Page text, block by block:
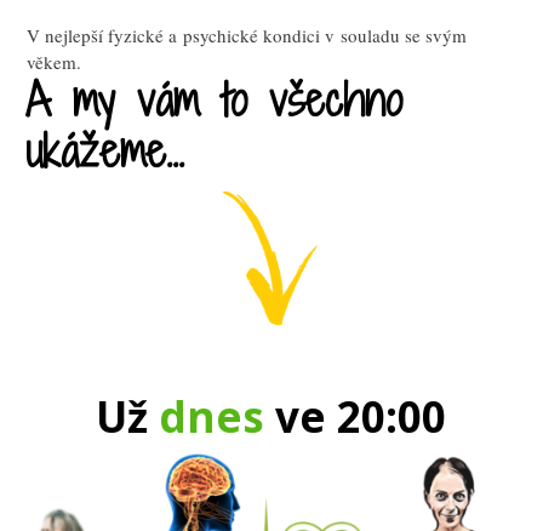
V nejlepší fyzické a psychické kondici v souladu se svým
věkem.
A my vám to všechno
ukážeme...
Už dnes ve 20:00